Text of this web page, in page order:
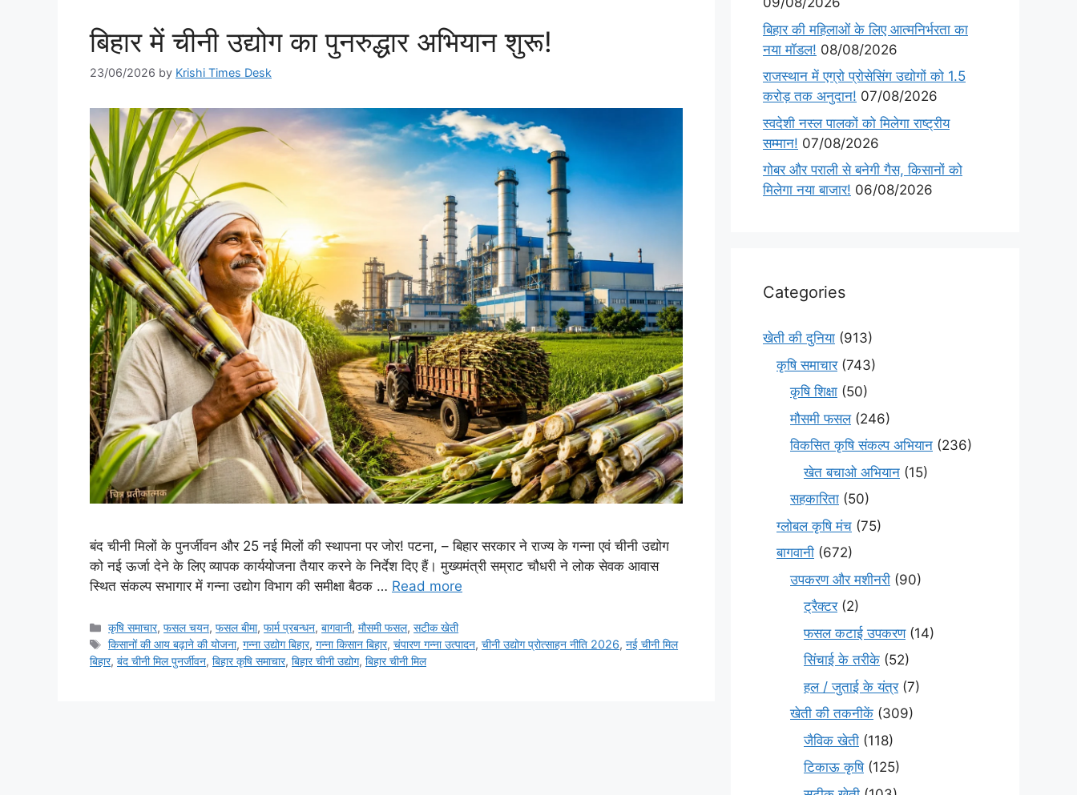
बिहार में चीनी उद्योग का पुनरुद्धार अभियान शुरू!
23/06/2026 by Krishi Times Desk
बंद चीनी मिलों के पुनर्जीवन और 25 नई मिलों की स्थापना पर जोर! पटना, – बिहार सरकार ने राज्य के गन्ना एवं चीनी उद्योग
को नई ऊर्जा देने के लिए व्यापक कार्ययोजना तैयार करने के निर्देश दिए हैं। मुख्यमंत्री सम्राट चौधरी ने लोक सेवक आवास
स्थित संकल्प सभागार में गन्ना उद्योग विभाग की समीक्षा बैठक … Read more
कृषि समाचार,फसल चयन,फसल बीमा,फार्म प्रबन्धन,बागवानी,मौसमी फसल,सटीक खेती
किसानों की आय बढ़ाने की योजना,गन्ना उद्योग बिहार,गन्ना किसान बिहार,चंपारण गन्ना उत्पादन,चीनी उद्योग प्रोत्साहन नीति 2026,नई चीनी मिल
बिहार, बंद चीनी मिल पुनर्जीवन, बिहार कृषि समाचार, बिहार चीनी उद्योग, बिहार चीनी मिल
बिहार की महिलाओं के लिए आत्मनिर्भरता का
नया मॉडल! 08/08/2026
राजस्थान में एग्रो प्रोसेसिंग उद्योगों को 1.5
करोड़ तक अनुदान! 07/08/2026
स्वदेशी नस्ल पालकों को मिलेगा राष्ट्रीय
सम्मान! 07/08/2026
गोबर और पराली से बनेगी गैस, किसानों को
मिलेगा नया बाजार! 06/08/2026
Categories
खेती की दुनिया (913)
कृषि समाचार(743)
कृषि शिक्षा (50)
मौसमी फसल(246)
विकसित कृषि संकल्प अभियान (236)
खेत बचाओ अभियान (15)
सहकारिता (50)
ग्लोबल कृषि मंच (75)
बागवानी (672)
उपकरण और मशीनरी (90)
ट्रैक्टर(2)
फसल कटाई उपकरण(14)
सिंचाई के तरीके (52)
हल / जुताई के यंत्र(7)
खेती की तकनीकें (309)
जैविक खेती (118)
टिकाऊ कृषि(125)